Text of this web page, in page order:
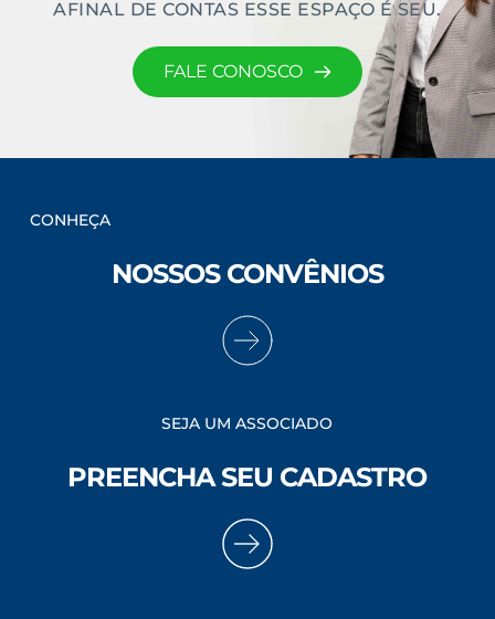
AFINAL DE CONTAS ESSE ESPAÇO É SEU.
FALE CONOSCO
CONHEÇA
NOSSOS CONVÊNIOS
SEJA UM ASSOCIADO
PREENCHA SEU CADASTRO